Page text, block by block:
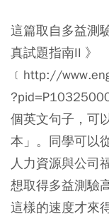
這篇取自多益測
真試題指南II 》
﹝http://
個英文句子，可
本」。同學可以
人力資源與公司
想取得多益測驗
這樣的速度才來